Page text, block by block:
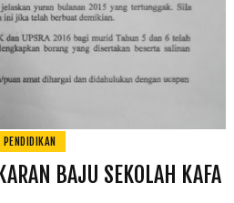
PENDIDIKAN
BAJU SEKOLAH KAFA